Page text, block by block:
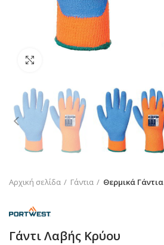
Αρχική σελίδα Γάντια Θερμικά Γάντια
Γάντι Λαβής Κρύου